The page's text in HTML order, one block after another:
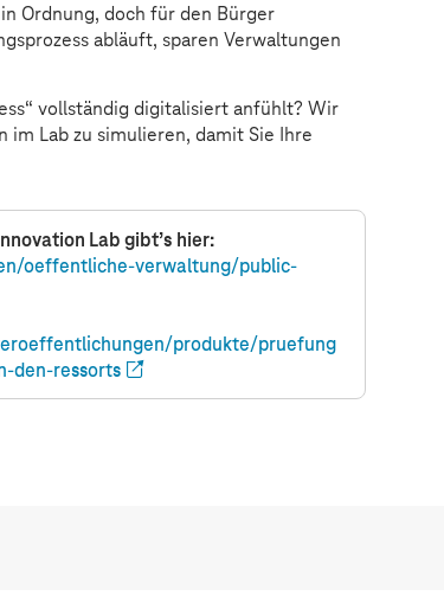
Ordnung, doch für den Bürger
abläuft, sparen Verwaltungen
vollständig digitalisiert anfühlt? Wir
im Lab zu simulieren, damit Sie Ihre
Lab gibt’s hier:
oeffentliche-verwaltung/public-
produkte/pruefung
den-ressorts